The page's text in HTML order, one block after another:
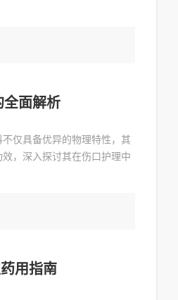
全面解析
仅具备优异的物理特性，其
，深入探讨其在伤口护理中
用指南